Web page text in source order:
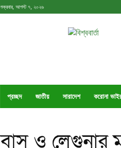
শুক্রবার, আগস্ট ৭, ২০২৬
প্রচ্ছদ জাতীয় সারাদেশ করোনা
বাস ও লেগুনার